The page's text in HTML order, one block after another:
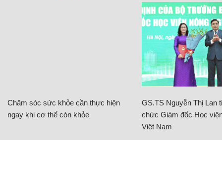
Chăm sóc sức khỏe cần thực hiện
ngay khi cơ thể còn khỏe
GS.TS Nguyễn Thị Lan
chức Giám đốc Học
Việt Nam